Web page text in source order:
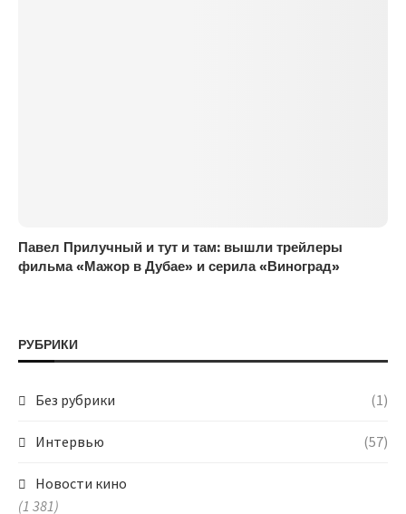
Павел Прилучный и тут и там: вышли трейлеры
фильма «Мажор в Дубае» и серила «Виноград»
РУБРИКИ
Без рубрики (1)
Интервью (57)
Новости кино
(1 381)